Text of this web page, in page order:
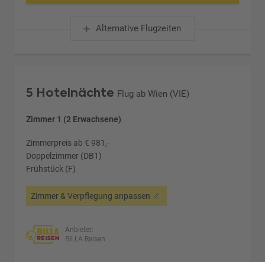
Alternative Flugzeiten
5 Hotelnächte Flug ab Wien (VIE)
Zimmer 1 (2 Erwachsene)
Zimmerpreis ab € 981,-
Doppelzimmer (DB1)
Frühstück (F)
Zimmer & Verpflegung anpassen
Anbieter:
BILLA Reisen